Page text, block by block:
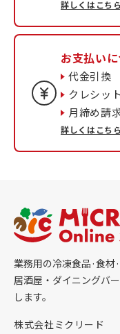
詳しくはこちら
お支払い
代金引換
クレシッ
月締め請
詳しくはこちら
業務用の冷凍食品·食材
居酒屋・ダイニングバ
します。
株式会社ミクリード